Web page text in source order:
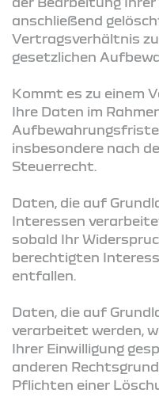
anschließend
Vertragsverhältnis
gesetzlichen
Kommt es zu einem
Ihre Daten im
insbesondere nach
Steuerrecht.
Daten, die auf
Interessen
sobald Ihr
berechtigten
entfallen.
Daten, die auf
verarbeitet werden,
Ihrer Einwilligung
anderen
Pflichten einer